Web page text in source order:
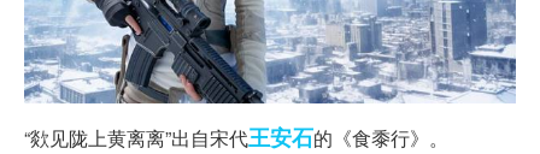
“欻见陇上黄离离”出自宋代王安石的《食黍行》。